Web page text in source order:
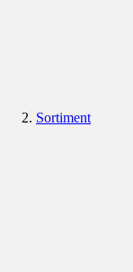
Sortiment